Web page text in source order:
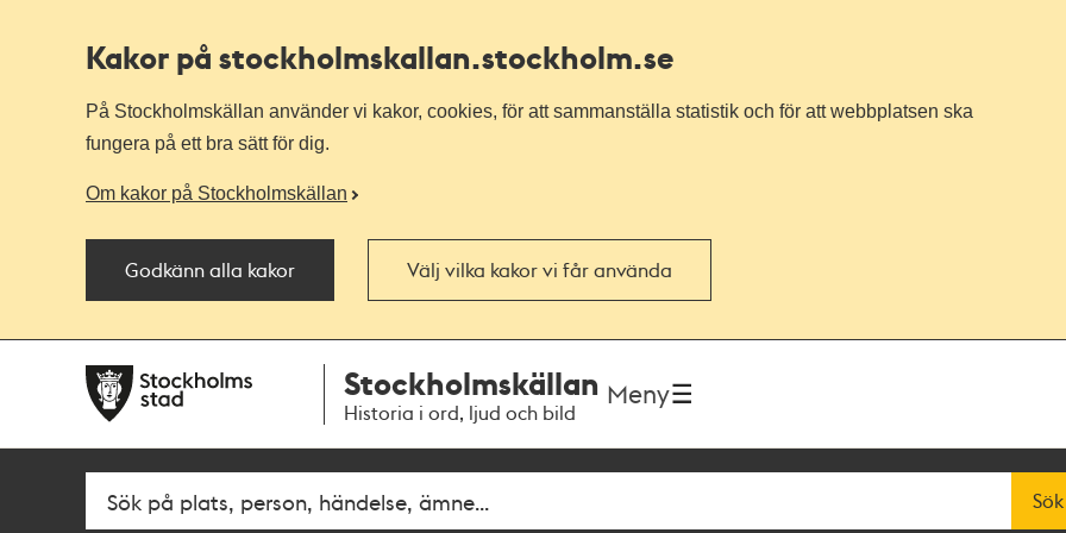
Kakor på stockholmskallan.stockholm.se
På Stockholmskällan använder vi kakor, cookies, för att sammanställa statistik och för att webbplatsen ska
fungera på ett bra sätt för dig.
Om kakor på Stockholmskällan
Godkänn alla kakor Välj vilka kakor vi får använda
navigationen
huvudinnehållet
Stockholmskällan
Historia i ord, ljud och bild
Meny
Fritextsök Sök